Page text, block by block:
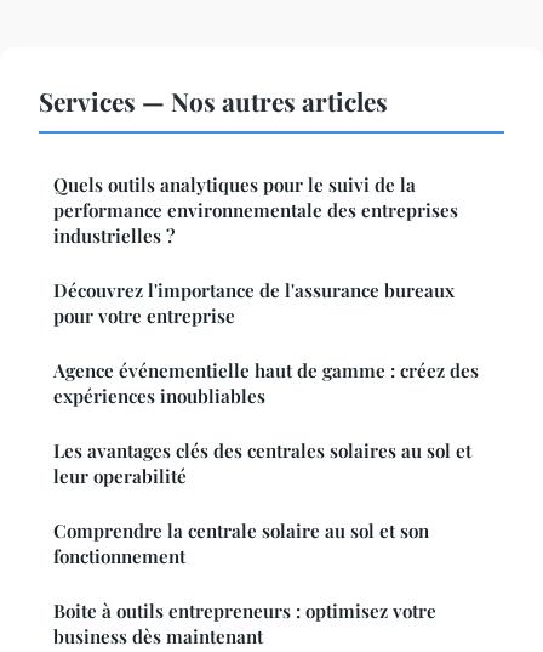
Services — Nos autres articles
Quels outils analytiques pour le suivi de la
performance environnementale des entreprises
industrielles ?
Découvrez l'importance de l'assurance bureaux
pour votre entreprise
Agence événementielle haut de gamme : créez des
expériences inoubliables
Les avantages clés des centrales solaires au sol et
leur operabilité
Comprendre la centrale solaire au sol et son
fonctionnement
Boite à outils entrepreneurs : optimisez votre
business dès maintenant